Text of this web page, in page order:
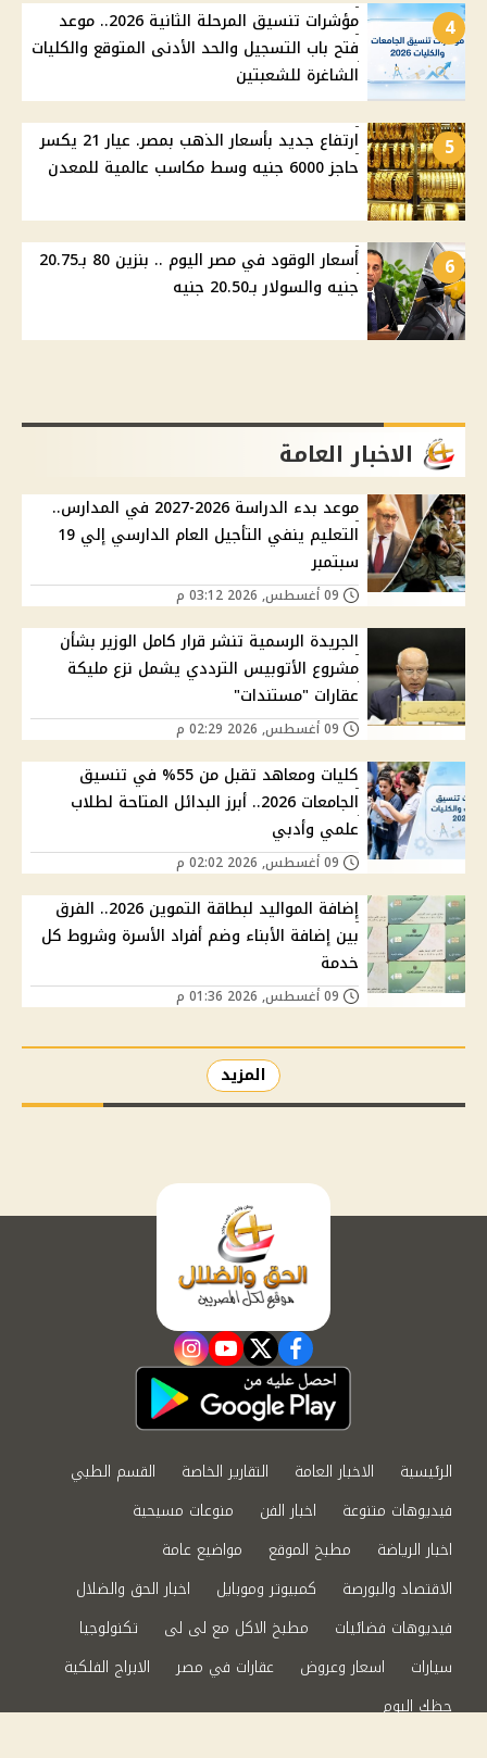
4
مؤشرات تنسيق المرحلة الثانية 2026.. موعد
فتح باب التسجيل والحد الأدنى المتوقع والكليات
الشاغرة للشعبتين
5
ارتفاع جديد بأسعار الذهب بمصر. عيار 21 يكسر
حاجز 6000 جنيه وسط مكاسب عالمية للمعدن
6
أسعار الوقود في مصر اليوم .. بنزين 80 بـ20.75
جنيه والسولار بـ20.50 جنيه
الاخبار العامة
موعد بدء الدراسة 2026-2027 في المدارس..
التعليم ينفي التأجيل العام الدارسي إلي 19
سبتمبر
الجريدة الرسمية تنشر قرار كامل الوزير بشأن
مشروع الأتوبيس الترددي يشمل نزع مليكة
عقارات "مستندات"
كليات ومعاهد تقبل من 55% في تنسيق
الجامعات 2026.. أبرز البدائل المتاحة لطلاب
علمي وأدبي
إضافة المواليد لبطاقة التموين 2026.. الفرق
بين إضافة الأبناء وضم أفراد الأسرة وشروط كل
خدمة
المزيد
facebook
twitter
youtube
instagram
الرئيسية الاخبار العامة التقارير الخاصة
القسم الطبي
فيديوهات متنوعة
اخبار الفن
منوعات مسيحية
اخبار الرياضة
مطبخ الموقع
مواضيع عامة
الاقتصاد والبورصة
كمبيوتر وموبايل
اخبار الحق والضلال
فيديوهات فضائيات
مطبخ الاكل مع لى لى
تكنولوجيا
سيارات
اسعار وعروض عقارات في مصر
الابراج الفلكية
حظك اليوم